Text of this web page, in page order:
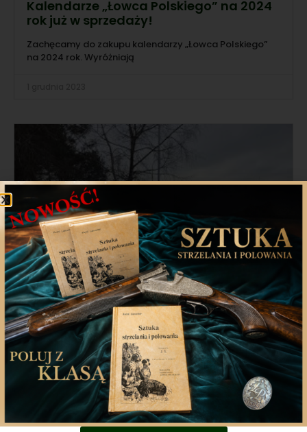
Kalendarze „Łowca Polskiego” na 2024
rok już w sprzedaży!
Zachęcamy do zakupu kalendarzy „Łowca Polskiego”
na 2024 rok. Wyróżniają
Akcja „Noga z gazu – zwierzęta nie
znają znaków drogowych” w Poznaniu
W czwartkowe przedpołudnie Policjanci z Wydziału
Ruchu Drogowego KWP w